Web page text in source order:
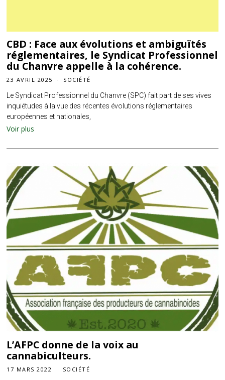
CBD : Face aux évolutions et ambiguïtés
réglementaires, le Syndicat Professionnel
du Chanvre appelle à la cohérence.
23 AVRIL 2025 SOCIÉTÉ
Le Syndicat Professionnel du Chanvre (SPC) fait part de ses vives
inquiétudes à la vue des récentes évolutions réglementaires
européennes et nationales,
Voir plus
L’AFPC donne de la voix au
cannabiculteurs.
17 MARS 2022 SOCIÉTÉ